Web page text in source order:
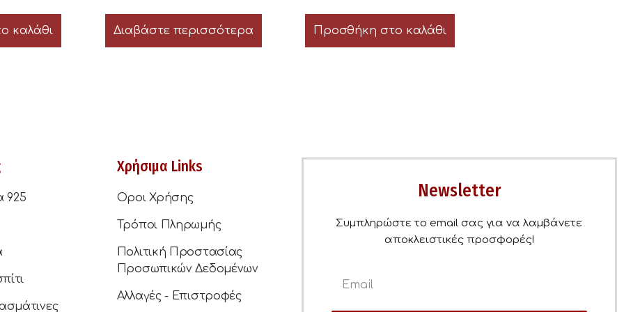
καλάθι Διαβάστε περισσότερα Προσθήκη στο καλάθι
925
Χρήσιμα Links
Οροι Χρήσης
Τρόποι Πληρωμής
Πολιτική Προστασίας
Προσωπικών Δεδομένων
Αλλαγές - Επιστροφές
Newsletter
Συμπληρώστε το email σας για να λαμβάνετε
αποκλειστικές προσφορές!